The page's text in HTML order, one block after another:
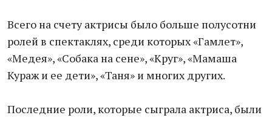
Всего на счету актрисы было больше полусотни
ролей в спектаклях, среди которых «Гамлет»,
«Медея», «Собака на сене», «Круг», «Мамаша
Кураж и ее дети», «Таня» и многих других.
Последние роли, которые сыграла актриса, были